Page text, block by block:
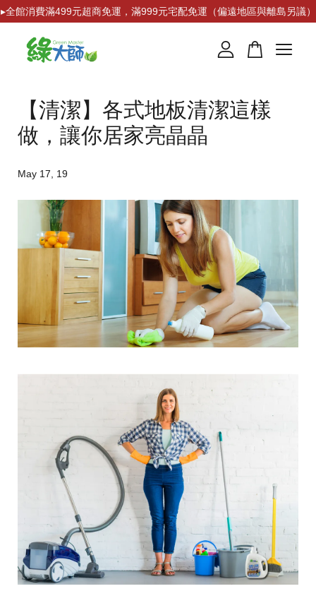
▸全館消費滿499元超商免運，滿999元宅配免運（偏遠地區與離島另議）
【清潔】各式地板清潔這樣
做，讓你居家亮晶晶
May 17, 19
繼續購物